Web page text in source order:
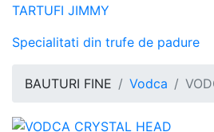
TARTUFI JIMMY
Specialitati din trufe de padure
BAUTURI FINE Vodca